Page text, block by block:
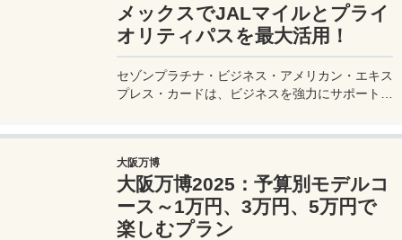
メックスでJALマイルとプライ
オリティパスを最大活用！
セゾンプラチナ・ビジネス・アメリカン・エキス
プレス・カードは、ビジネスを強力にサポートす
最適です。初年度の年会費無料も魅力。ステータ
スと実用性を兼ね備えたビジネスカードで、あな
たのビジネスをワンランクアップさせませんか？
大阪万博
大阪万博2025：予算別モデルコ
ース～1万円、3万円、5万円で
楽しむプラン